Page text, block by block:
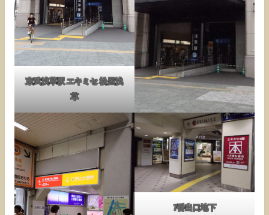
東武浅草駅 エキミセ 松屋浅
草
7番出口地下